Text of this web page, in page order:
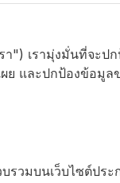
า") เรามุ่งมั่นที่จะ
ผย และปกป้องข้อมู
รวมบนเว็บไซต์ประ